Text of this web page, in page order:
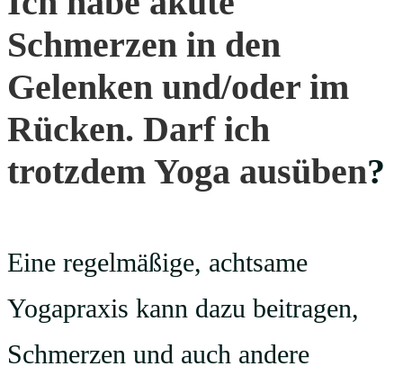
Schmerzen in den
Gelenken und/oder im
Rücken. Darf ich
trotzdem Yoga ausüben?
Eine regelmäßige, achtsame
Yogapraxis kann dazu beitragen,
Schmerzen und auch andere